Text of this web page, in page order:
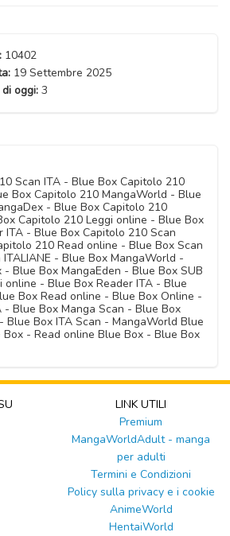
10402
19 Settembre 2025
oggi: 3
Scan ITA - Blue Box Capitolo 210
Box Capitolo 210 MangaWorld - Blue
- Blue Box Capitolo 210
Capitolo 210 Leggi online - Blue Box
ITA - Blue Box Capitolo 210 Scan
210 Read online - Blue Box Scan
- Blue Box MangaWorld -
Blue Box MangaEden - Blue Box SUB
online - Blue Box Reader ITA - Blue
Box Read online - Blue Box Online -
- Blue Box Manga Scan - Blue Box
Blue Box ITA Scan - MangaWorld Blue
- Read online Blue Box - Blue Box
LINK UTILI
Premium
MangaWorldAdult - manga
per adulti
Termini e Condizioni
Policy sulla privacy e i cookie
AnimeWorld
HentaiWorld